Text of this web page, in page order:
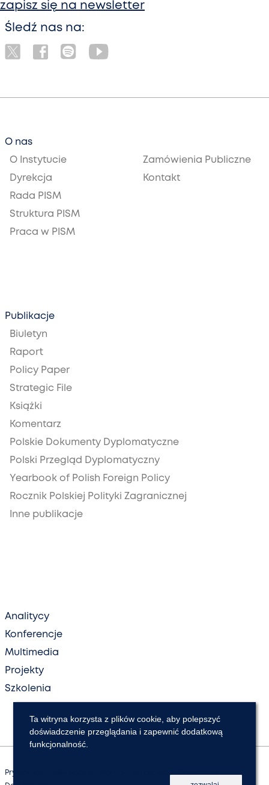
zapisz się na newsletter
Śledź nas na:
O nas
O Instytucie
Dyrekcja
Rada PISM
Struktura PISM
Praca w PISM
Zamówienia Publiczne
Kontakt
Publikacje
Biuletyn
Raport
Policy Paper
Strategic File
Książki
Komentarz
Polskie Dokumenty Dyplomatyczne
Polski Przegląd Dyplomatyczny
Yearbook of Polish Foreign Policy
Rocznik Polskiej Polityki Zagranicznej
Inne publikacje
Analitycy
Konferencje
Multimedia
Projekty
Szkolenia
Prywatność i pliki cookie
Ta witryna korzysta z plików cookie, aby polepszyć
doświadczenie przeglądania i zapewnić dodatkową
funkcjonalność.